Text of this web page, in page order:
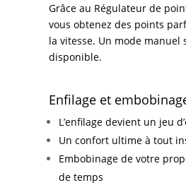
Grâce au Régulateur de
vous obtenez des points
la vitesse. Un mode
disponible.
Enfilage et
L’enfilage devient un jeu
Un confort ultime à tout
Embobinage de votre
de temps